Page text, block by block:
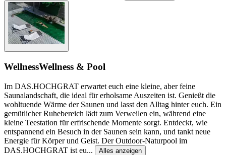
WellnessWellness & Pool
Im DAS.HOCHGRAT erwartet euch eine kleine, aber feine
Saunalandschaft, die ideal für erholsame Auszeiten ist. Genießt die
wohltuende Wärme der Saunen und lasst den Alltag hinter euch. Ein
gemütlicher Ruhebereich lädt zum Verweilen ein, während eine
kleine Teestation für erfrischende Momente sorgt. Entdeckt, wie
entspannend ein Besuch in der Saunen sein kann, und tankt neue
Energie für Körper und Geist. Der Outdoor-Naturpool im
DAS.HOCHGRAT ist eu... Alles anzeigen